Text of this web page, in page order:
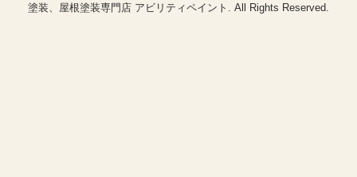
塗装、屋根塗装専門店 アビリティペイント. All Rights Reserved.